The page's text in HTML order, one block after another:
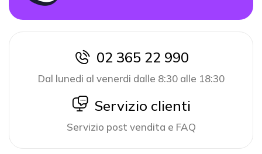
icon
02 365 22 990
Dal lunedi al venerdi dalle 8:30 alle 18:30
icon
Servizio clienti
Servizio post vendita e FAQ